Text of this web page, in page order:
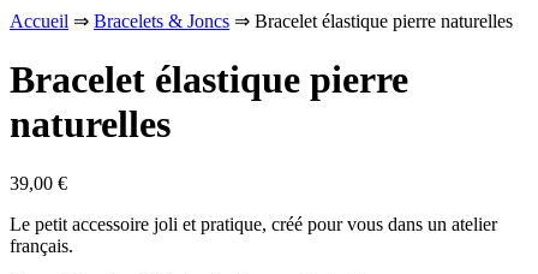
Accueil ⇒ Bracelets & Joncs ⇒ Bracelet élastique pierre naturelles
Bracelet élastique pierre
naturelles
39,00 €
Le petit accessoire joli et pratique, créé pour vous dans un atelier
français.